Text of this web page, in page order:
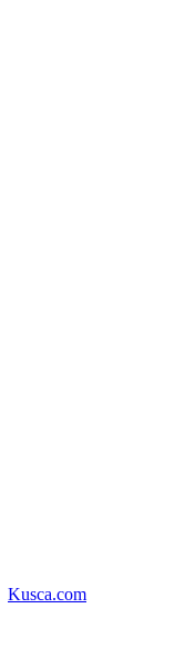
Kusca.com